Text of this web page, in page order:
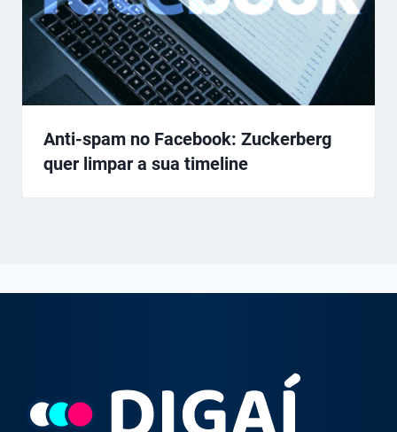
Anti-spam no Facebook: Zuckerberg
quer limpar a sua timeline